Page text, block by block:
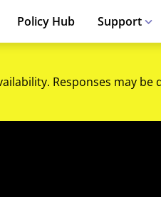
Policy Hub Support
Responses may be